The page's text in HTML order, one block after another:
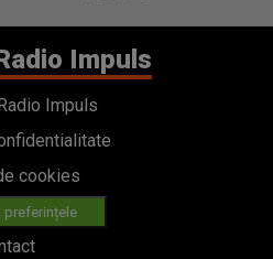
Impuls
Impuls
cookies
preferințele